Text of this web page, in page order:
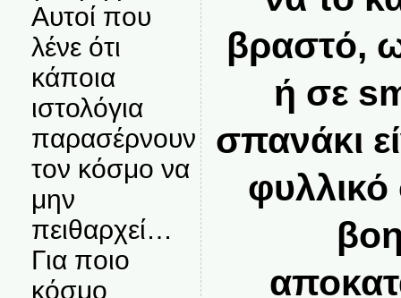
Αυτοί που
λένε ότι
κάποια
ιστολόγια
παρασέρνουν
τον κόσμο να
μην
πειθαρχεί…
Για ποιο
κόσμο
βραστό,
ή σε
σπανάκι
φυλλικό